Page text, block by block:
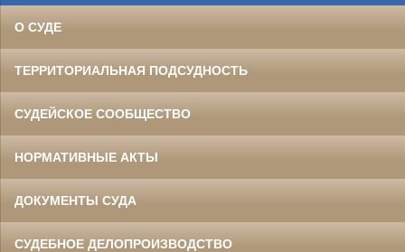
О СУДЕ
ТЕРРИТОРИАЛЬНАЯ ПОДСУДНОСТЬ
СУДЕЙСКОЕ СООБЩЕСТВО
НОРМАТИВНЫЕ АКТЫ
ДОКУМЕНТЫ СУДА
СУДЕБНОЕ ДЕЛОПРОИЗВОДСТВО